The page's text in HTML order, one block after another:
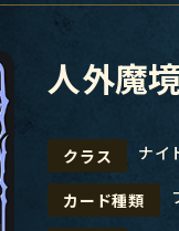
人外魔
クラス ナイ
カード種類